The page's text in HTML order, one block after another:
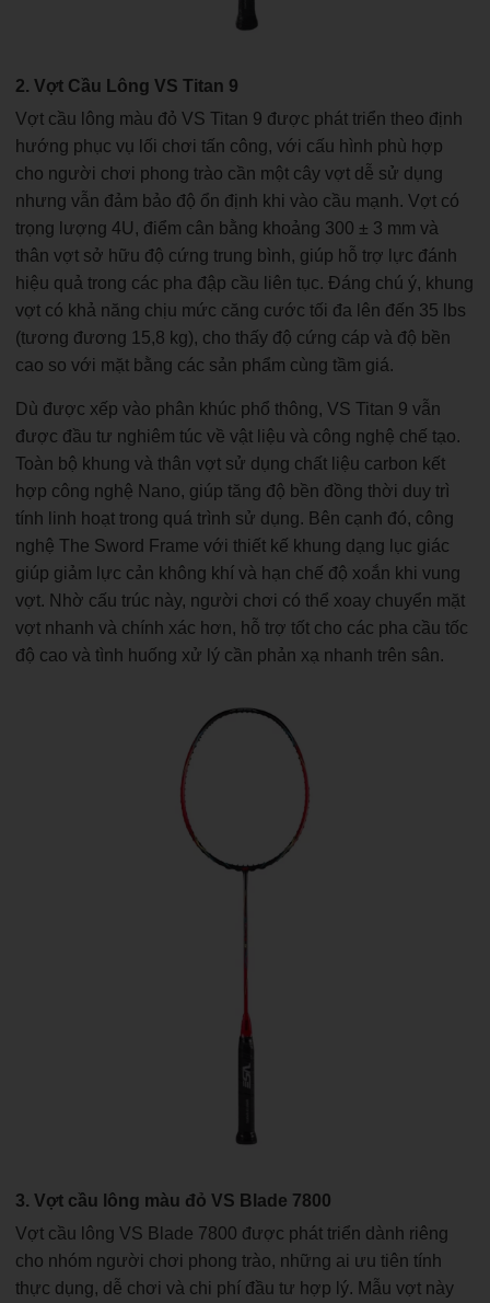
2. Vợt Cầu Lông VS Titan 9
Vợt cầu lông màu đỏ VS Titan 9 được phát triển theo định
hướng phục vụ lối chơi tấn công, với cấu hình phù hợp
cho người chơi phong trào cần một cây vợt dễ sử dụng
nhưng vẫn đảm bảo độ ổn định khi vào cầu mạnh. Vợt có
trọng lượng 4U, điểm cân bằng khoảng 300 ± 3 mm và
thân vợt sở hữu độ cứng trung bình, giúp hỗ trợ lực đánh
hiệu quả trong các pha đập cầu liên tục. Đáng chú ý, khung
vợt có khả năng chịu mức căng cước tối đa lên đến 35 lbs
(tương đương 15,8 kg), cho thấy độ cứng cáp và độ bền
cao so với mặt bằng các sản phẩm cùng tầm giá.
Dù được xếp vào phân khúc phổ thông, VS Titan 9 vẫn
được đầu tư nghiêm túc về vật liệu và công nghệ chế tạo.
Toàn bộ khung và thân vợt sử dụng chất liệu carbon kết
hợp công nghệ Nano, giúp tăng độ bền đồng thời duy trì
tính linh hoạt trong quá trình sử dụng. Bên cạnh đó, công
nghệ The Sword Frame với thiết kế khung dạng lục giác
giúp giảm lực cản không khí và hạn chế độ xoắn khi vung
vợt. Nhờ cấu trúc này, người chơi có thể xoay chuyển mặt
vợt nhanh và chính xác hơn, hỗ trợ tốt cho các pha cầu tốc
độ cao và tình huống xử lý cần phản xạ nhanh trên sân.
3. Vợt cầu lông màu đỏ VS Blade 7800
Vợt cầu lông VS Blade 7800 được phát triển dành riêng
cho nhóm người chơi phong trào, những ai ưu tiên tính
thực dụng, dễ chơi và chi phí đầu tư hợp lý. Mẫu vợt này